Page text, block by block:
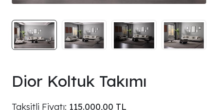
Dior Koltuk Takımı
Taksitli Fiyatı: 115.000,00 TL